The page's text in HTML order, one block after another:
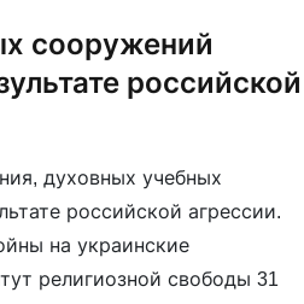
сооружений
российской
духовных учебных
российской агрессии.
на украинские
религиозной свободы 31